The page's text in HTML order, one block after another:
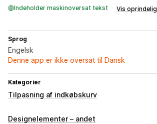
Indeholder maskinoversat tekst Vis oprindelig
Sprog
Engelsk
Denne app er ikke oversat til Dansk
Kategorier
Tilpasning af indkøbskurv
Designelementer – andet